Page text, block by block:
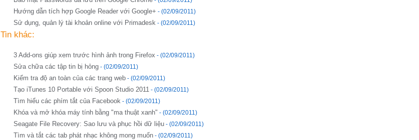
Hướng dẫn tích hợp Google Reader với Google+ - (02/09/2011)
Sử dụng, quản lý tài khoản online với Primadesk - (02/09/2011)
Tin khác:
3 Add-ons giúp xem trước hình ảnh trong Firefox - (02/09/2011)
Sửa chữa các tập tin bị hỏng - (02/09/2011)
Kiểm tra độ an toàn của các trang web - (02/09/2011)
Tạo iTunes 10 Portable với Spoon Studio 2011 - (02/09/2011)
Tìm hiểu các phím tắt của Facebook - (02/09/2011)
Khóa và mở khóa máy tính bằng "ma thuật xanh" - (02/09/2011)
Seagate File Recovery: Sao lưu và phục hồi dữ liệu - (02/09/2011)
Tìm và tắt các tab phát nhạc không mong muốn - (02/09/2011)